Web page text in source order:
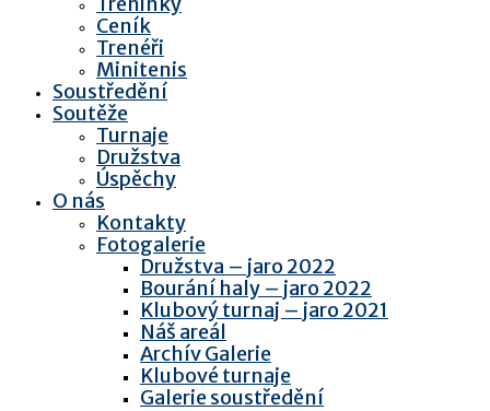
Ceník
Trenéři
Minitenis
Soustředění
Soutěže
Turnaje
Družstva
Úspěchy
O nás
Kontakty
Fotogalerie
Družstva – jaro 2022
Bourání haly – jaro 2022
Klubový turnaj – jaro 2021
Náš areál
Archív Galerie
Klubové turnaje
Galerie soustředění